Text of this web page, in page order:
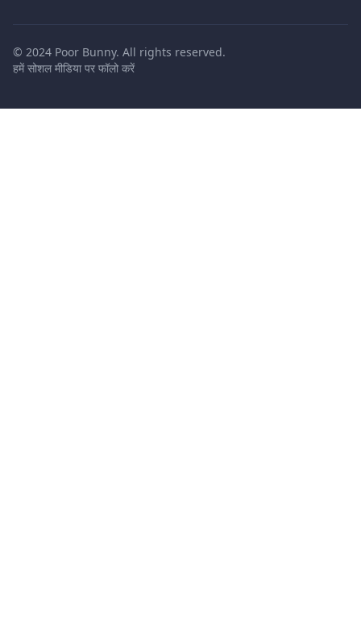
© 2024 Poor Bunny. All rights reserved.
हमें सोशल मीडिया पर फॉलो करें